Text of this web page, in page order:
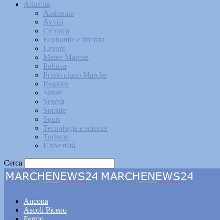
Attualità
Ambiente
Avvisi
Cronaca
Economia e finanza
Lavoro
Meteo Marche
Politica
Primo piano Marche
Regione
Salute
Scuola
Sociale
Sport
Tecnologia e scienze
Turismo
Università
Cerca
Ancona
Ascoli Piceno